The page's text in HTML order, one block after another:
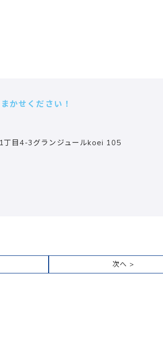
かせください！
丁目4-3グランジュールkoei 105
次へ >